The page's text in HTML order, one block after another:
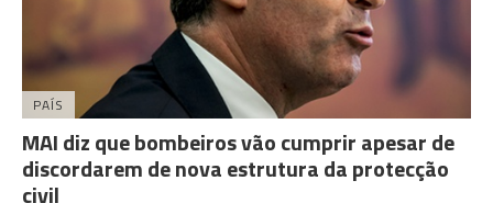
PAÍS
MAI diz que bombeiros vão cumprir apesar de
discordarem de nova estrutura da protecção
civil